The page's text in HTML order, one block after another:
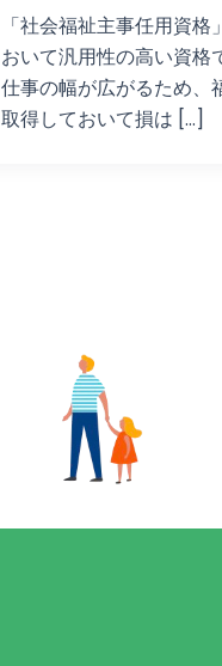
「社会福祉主事任用資
おいて汎用性の高い資格
仕事の幅が広がるため、
取得しておいて損は […]